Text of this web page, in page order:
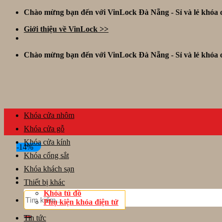
Skip
content
Chào mừng bạn đến với VinLock Đà Nẵng - Sỉ và lẻ khóa
Giới thiệu về VinLock >>
Chào mừng bạn đến với VinLock Đà Nẵng - Sỉ và lẻ khóa
Tìm
kiếm:
Khóa cửa nhôm
Khóa cửa gỗ
Khóa cửa kính
Khóa cổng sắt
Khóa khách sạn
Thiết bị khác
Khóa tủ đồ
Phụ kiện khóa điện tử
Tin tức
-14%